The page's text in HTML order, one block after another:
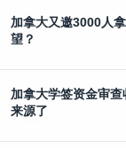
加拿大又邀3000人
望？
加拿大学签资金审
来源了